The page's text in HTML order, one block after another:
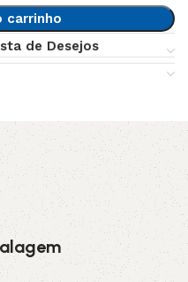
carrinho
de Desejos